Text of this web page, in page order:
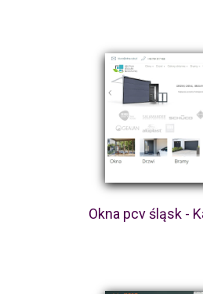
Okna pcv śląsk -